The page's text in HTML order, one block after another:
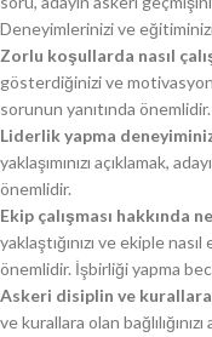
Deneyimlerinizi ve
Zorlu koşullarda nasıl
gösterdiğinizi ve
sorunun yanıtında önemlidir.
Liderlik yapma
yaklaşımınızı açıklamak,
önemlidir.
Ekip çalışması hakkında
yaklaştığınızı ve ekiple
önemlidir. İşbirliği yapma
Askeri disiplin ve
ve kurallara olan